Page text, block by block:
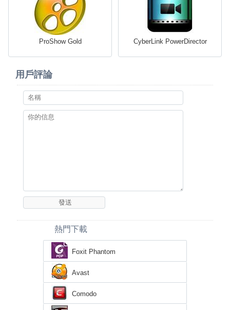
ProShow Gold CyberLink PowerDirector
用戶評論
熱門下載
Foxit Phantom
Avast
Comodo